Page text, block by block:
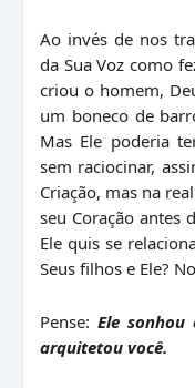
Ao invés de nos
da Sua Voz como
criou o homem,
um boneco de
Mas Ele poderia
sem raciocinar,
Criação, mas na
seu Coração antes
Ele quis se
Seus filhos e Ele?
Pense: Ele sonhou
arquitetou você.